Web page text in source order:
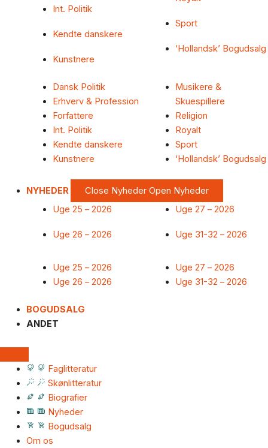
Int. Politik
Kendte danskere
Kunstnere
Sport
‘Hollandsk’ Bogudsalg
Dansk Politik
Erhverv & Profession
Forfattere
Int. Politik
Kendte danskere
Kunstnere
Musikere &
Skuespillere
Religion
Royalt
Sport
‘Hollandsk’ Bogudsalg
NYHEDER Close Nyheder Open Nyheder
Uge 25 – 2026
Uge 26 – 2026
Uge 27 – 2026
Uge 31-32 – 2026
Uge 25 – 2026
Uge 26 – 2026
Uge 27 – 2026
Uge 31-32 – 2026
BOGUDSALG
ANDET
Faglitteratur
Skønlitteratur
Biografier
Nyheder
Bogudsalg
Om os